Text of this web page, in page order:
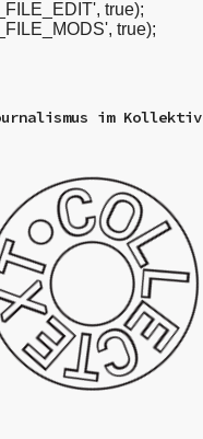
true);
true);
im Kollektiv